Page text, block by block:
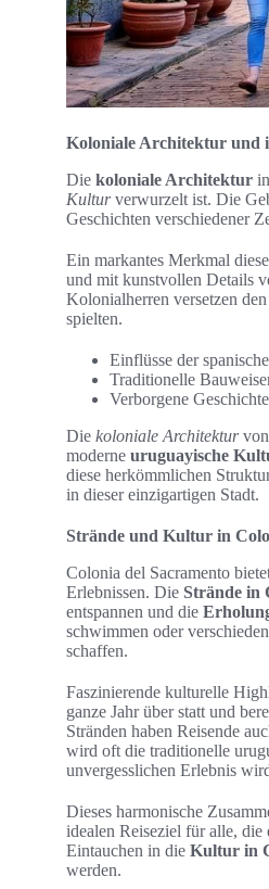
Koloniale Architektur und
Die koloniale Architektur
Kulturverwurzelt ist. Die
Geschichten verschiedener
Ein markantes Merkmal
und mit kunstvollen Details
Kolonialherren versetzen
spielten.
Einflüsse der
Traditionelle
Verborgene
Die koloniale Architekturvon
moderne uruguayische
diese herkömmlichen
in dieser einzigartigen Stadt.
Strände und Kultur in
Colonia del Sacramento
Erlebnissen. Die Strände in
entspannen und die
schwimmen oder
schaffen.
Faszinierende kulturelle
ganze Jahr über statt und
Stränden haben Reisende
wird oft die traditionelle
unvergesslichen Erlebnis
Dieses harmonische
idealen Reiseziel für alle,
Eintauchen in die Kultur in
werden.